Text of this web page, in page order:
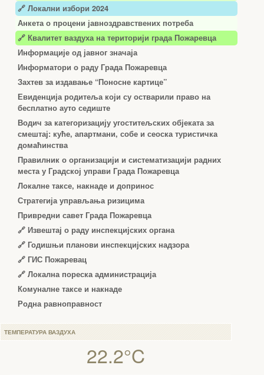
🔗 Локални избори 2024
Анкета о процени јавноздравствених потреба
🔗 Квалитет ваздуха на територији града Пожаревца
Информације од јавног значаја
Информатори о раду Града Пожаревца
Захтев за издавање “Поносне картице”
Евиденција родитеља који су остварили право на
бесплатно ауто седиште
Водич за категоризацију угоститељских објеката за
смештај: куће, апартмани, собе и сеоска туристичка
домаћинства
Правилник о организацији и систематизацији радних
места у Градској управи Града Пожаревца
Локалне таксе, накнаде и допринос
Стратегија управљања ризицима
Привредни савет Града Пожаревца
🔗 Извештај о раду инспекцијских органа
🔗 Годишњи планови инспекцијских надзора
🔗 ГИС Пожаревац
🔗 Локална пореска администрација
Комуналне таксе и накнаде
Родна равноправност
ТЕМПЕРАТУРА ВАЗДУХА
22.2°C